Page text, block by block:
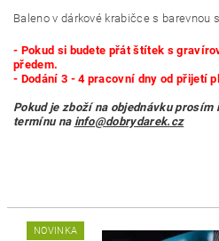
Baleno v dárkové krabičce s barevnou
- Pokud si budete přát štítek s
předem.
- Dodání 3 - 4 pracovní dny od přijetí
Pokud je zboží na objednávku
termínu na info@dobrydarek.cz
NOVINKA